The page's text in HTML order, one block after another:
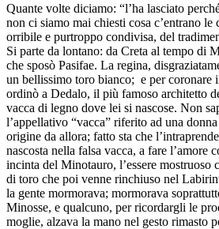
Quante volte diciamo: “l’ha lasciato
non ci siamo mai chiesti cosa c’entrano le
orribile e purtroppo condivisa, del
Si parte da lontano: da Creta al tempo di
che sposò Pasifae. La regina,
un bellissimo toro bianco; e per coronare
ordinò a Dedalo, il più famoso architetto
vacca di legno dove lei si nascose. Non
l’appellativo “vacca” riferito ad una
origine da allora; fatto sta che
nascosta nella falsa vacca, a fare l’amore
incinta del Minotauro, l’essere mostruoso
di toro che poi venne rinchiuso nel
la gente mormorava; mormorava
Minosse, e qualcuno, per ricordargli le
moglie, alzava la mano nel gesto rimasto